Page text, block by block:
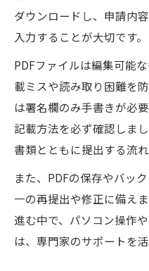
ダウンロードし、申請内
入力することが大切です。
PDFファイルは編集可能
載ミスや読み取り困難を
は署名欄のみ手書きが必
記載方法を必ず確認しま
書類とともに提出する流れ
また、PDFの保存やバッ
一の再提出や修正に備え
進む中で、パソコン操作
は、専門家のサポートを